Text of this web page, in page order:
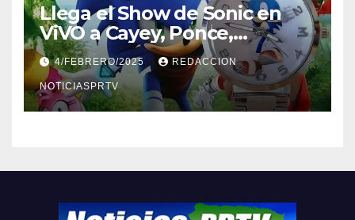
Llega el Show de Sonic en
ViVO a Cayey, Ponce,
Barceloneta y Humacao,
Relojes gratis para el que
compre ahora….
4/FEBRERO/2025 REDACCION
NOTICIASPRTV